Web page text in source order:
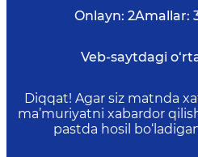
Onlayn: 2Amallar:
Veb-saytdagi
Diqqat! Agar siz matnda
ma’muriyatni xabardor
pastda hosil